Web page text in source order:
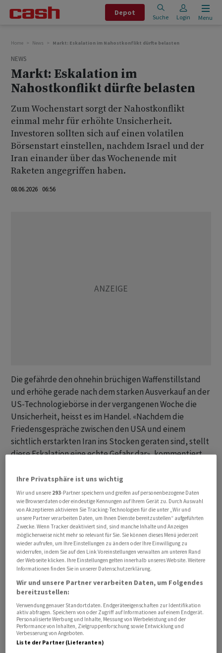
Depot
Suche Login Menu
Home News Markt: Eskalation im Nahostkonflikt dürfte belasten
NEWS
Markt: Eskalation im
Nahostkonflikt dürfte belasten
Zum Wochenstart sorgt der Nahostkonflikt
einmal mehr für erhöhte Unsicherheit.
Investoren sollten sich auf einen volatilen
Börsenstart einstellen, nachdem Israel und der
Iran einander über das Wochenende mit
Raketen angegriffen haben.
08.06.2026 06:56
Die gefährde den ohnehin brüchigen Waffenstillstand
und erhöhe gerade nach dem starken Ausverkauf an der
US-Technologiebörse in der vergangenen Woche die
Unsicherheit, heisst es im Handel. «Nachdem die
Friedensgespräche zwischen den USA und einem
sichtlich erstarkten Iran ins Stocken geraten sind, stellt
diese Eskalation eine echte Gefahr dar», kommentiert
Als Reaktion sind denn auch die Ölpreise wieder
deutlich gestiegen, verharren aber noch unter der
psychologisch wichtigen Marke von 100 US-Dollar je
Barrel. Zudem sei bei den Renditen ein Aufwärtsdruck
zu erkennen, was ebenfalls belasten könnte, so ein
Marktbeobachter.
Eskalation jedenfalls eindeutig aus: In Asien sind die
wichtigsten Indizes mit teilweise deutlichen Verlusten
gestartet. Die Indikationen für die Wall Street sind
ebenfalls negativ.
Ihre Privatsphäre ist uns wichtig
Wir und unsere 293-Partner speichern und greifen auf personenbezogene Daten
wie Browserdaten oder eindeutige Kennungen auf Ihrem Gerät zu. Durch Auswahl
von Akzeptieren aktivieren Sie Tracking-Technologien für die unter „Wir und
unsere Partner verarbeiten Daten, um Ihnen Dienste bereitzustellen“ aufgeführten
Zwecke. Wenn Tracker deaktiviert sind, sind manche Inhalte und Anzeigen
möglicherweise nicht mehr so relevant für Sie. Sie können dieses Menü jederzeit
wieder aufrufen, um Ihre Einstellungen zu ändern oder Ihre Einwilligung zu
widerrufen, indem Sie auf den Link Voreinstellungen verwalten am unteren Rand
der Webseite klicken. Ihre Einstellungen gelten innerhalb unseres Website. Weitere
Informationen finden Sie in unserer Datenschutzerklärung.
Wir und unsere Partner verarbeiten Daten, um Folgendes
bereitzustellen:
Verwendung genauer Standortdaten. Endgeräteeigenschaften zur Identifikation
aktiv abfragen. Speichern von oder Zugriff auf Informationen auf einem Endgerät.
Personalisierte Werbung und Inhalte, Messung von Werbeleistung und der
Performance von Inhalten, Zielgruppenforschung sowie Entwicklung und
Verbesserung von Angeboten.
Liste der Partner (Lieferanten)